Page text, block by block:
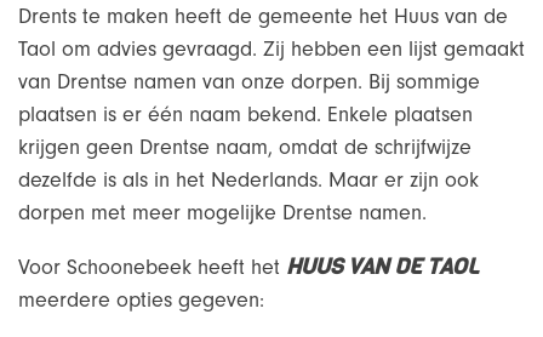
Drents te maken heeft de gemeente het Huus van de
Taol om advies gevraagd. Zij hebben een lijst gemaakt
van Drentse namen van onze dorpen. Bij sommige
plaatsen is er één naam bekend. Enkele plaatsen
krijgen geen Drentse naam, omdat de schrijfwijze
dezelfde is als in het Nederlands. Maar er zijn ook
dorpen met meer mogelijke Drentse namen.
Voor Schoonebeek heeft het HUUS VAN DE TAOL
meerdere opties gegeven: